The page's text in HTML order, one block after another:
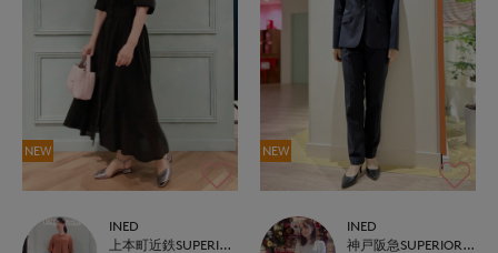
NEW
INED
上本町近鉄SUPERIORCLOSET
NEW
INED
神戸阪急SUPERIORCLOSET